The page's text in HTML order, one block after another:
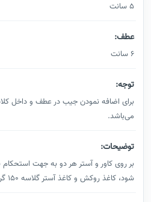
5 سانت
عطف:
6 سانت
توجه:
می‌باشد.
توضیحات:
بر روی کاور و آستر هر دو به جهت
شود، کاغذ روکش و کاغذ آستر گلاسه 150 گرم است.